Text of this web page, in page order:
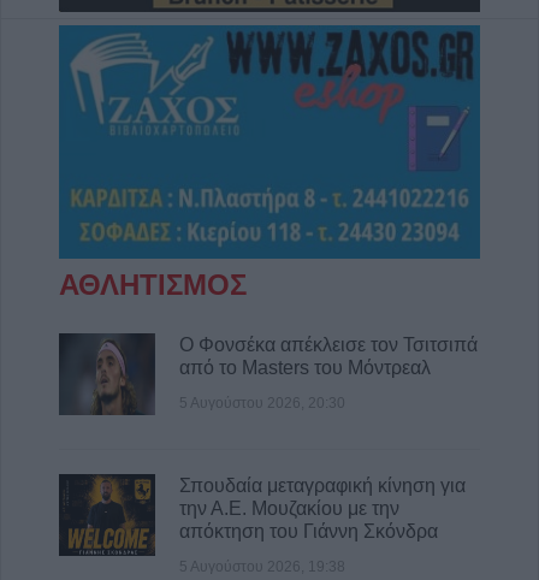
ΑΘΛΗΤΙΣΜΟΣ
Ο Φονσέκα απέκλεισε τον Τσιτσιπά
από το Masters του Μόντρεαλ
5 Αυγούστου 2026, 20:30
Σπουδαία μεταγραφική κίνηση για
την Α.Ε. Μουζακίου με την
απόκτηση του Γιάννη Σκόνδρα
5 Αυγούστου 2026, 19:38